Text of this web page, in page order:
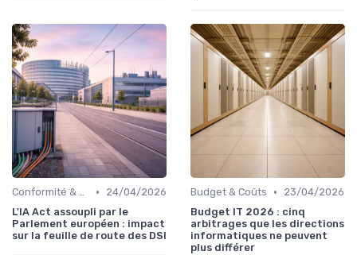
Conformité & Réglementations •
24/04/2026
L'IA Act assoupli par le
Parlement européen : impact
sur la feuille de route des DSI
Budget & Coûts •
23/04/2026
Budget IT 2026 : cinq
arbitrages que les directions
informatiques ne peuvent
plus différer